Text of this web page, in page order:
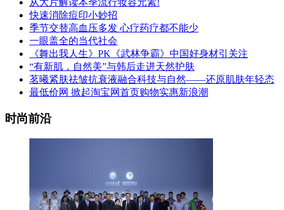
从大片解读本季流行妆容元素!
快速消除痘印小妙招
季节交替高血压多发 心疗药疗都不能少
一眼盖全的当代社会
《舞出我人生》PK《武林争霸》中国好身材引关注
“有新肌，自然美”与韩后走进天然护肤
茗曦紧肤祛皱抗衰液融合科技与自然——还原肌肤年轻态
最低价网 掀起淘宝网首页购物实惠新浪潮
时尚前沿